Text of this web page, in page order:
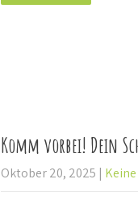
Komm vorbei! Dein
Oktober 20, 2025 |